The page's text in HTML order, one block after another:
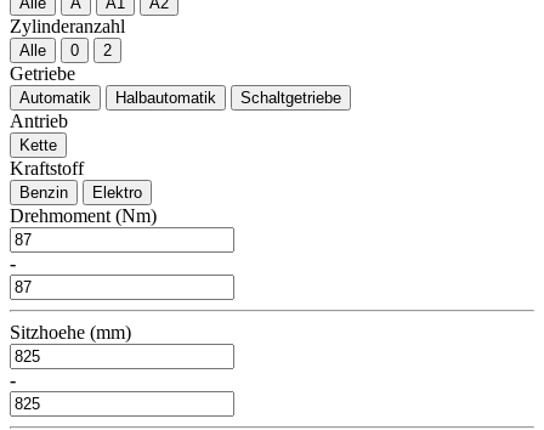
Zylinderanzahl
Alle 0 2
Getriebe
Automatik Halbautomatik Schaltgetriebe
Antrieb
Kette
Kraftstoff
Benzin Elektro
Drehmoment (Nm)
-
Sitzhoehe (mm)
-